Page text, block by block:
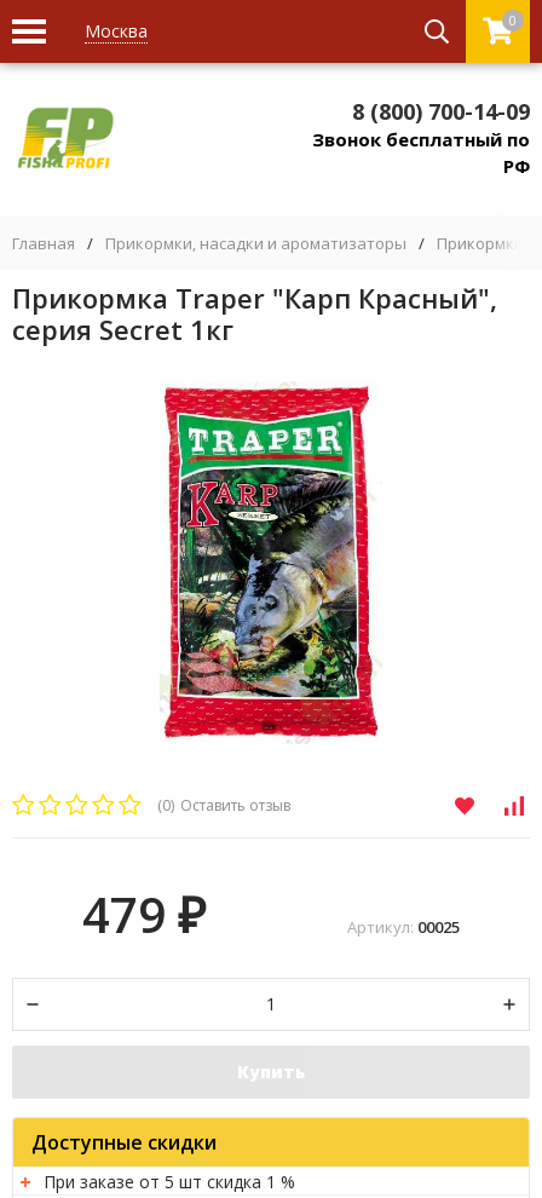
Москва 0
8 (800) 700-14-09
Звонок бесплатный по
РФ
Главная / Прикормки, насадки и ароматизаторы / Прикормки
Прикормка Traper "Карп Красный",
серия Secret 1кг
(0) Оставить отзыв
Артикул: 00025
479 ₽
Купить
Доступные скидки
При заказе от 5 шт скидка 1 %